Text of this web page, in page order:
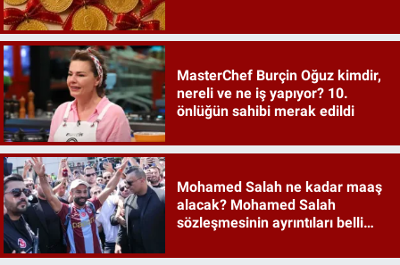
MasterChef Burçin Oğuz kimdir,
nereli ve ne iş yapıyor? 10.
önlüğün sahibi merak edildi
Mohamed Salah ne kadar maaş
alacak? Mohamed Salah
sözleşmesinin ayrıntıları belli